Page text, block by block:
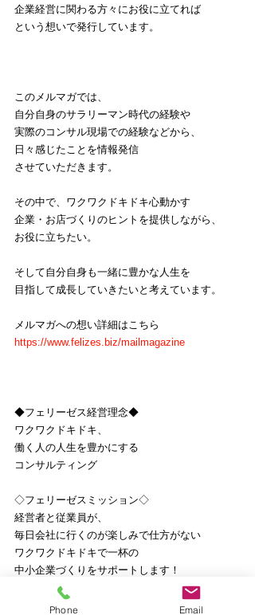
企業経営に関わる方々にお役に立てれば
という想いで発行しています。
このメルマガでは、
自分自身のサラリーマン時代の経験や
実際のコンサル現場での経験などから、
日々感じたことを情報発信
させていただきます。
その中で、ワクワクドキドキ心動かす
企業・お店づくりのヒントを提供しながら、
お役に立ちたい。
そして自分自身も一緒に豊かな人生を
目指して成長していきたいと考えています。
メルマガへの想い詳細はこちら
https://www.felizes.biz/mailmagazine
◆フェリーゼス経営理念◆
ワクワクドキドキ、
働く人の人生を豊かにする
コンサルティング
◇フェリーゼスミッション◇
経営者と従業員が、
毎日会社に行くのが楽しみで仕方がない
ワクワクドキドキで一杯の
中小企業づくりをサポートします！
ご興味ある方、詳細はこちら
Phone Email